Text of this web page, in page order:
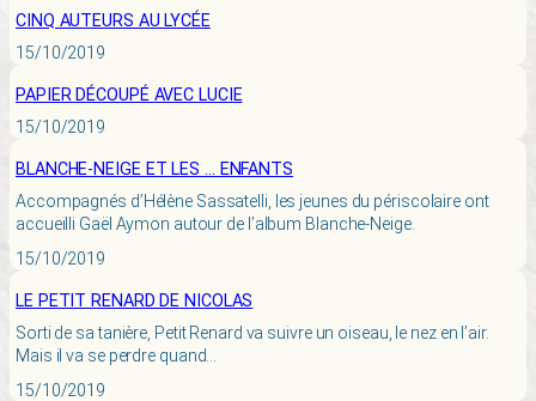
CINQ AUTEURS AU LYCÉE
15/10/2019
PAPIER DÉCOUPÉ AVEC LUCIE
15/10/2019
BLANCHE-NEIGE ET LES … ENFANTS
Accompagnés d’Hélène Sassatelli, les jeunes du périscolaire ont
accueilli Gaël Aymon autour de l’album Blanche-Neige.
15/10/2019
LE PETIT RENARD DE NICOLAS
Sorti de sa tanière, Petit Renard va suivre un oiseau, le nez en l’air.
Mais il va se perdre quand…
15/10/2019